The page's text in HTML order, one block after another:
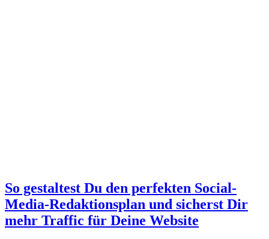
So gestaltest Du den perfekten Social-
Media-Redaktionsplan und sicherst Dir
mehr Traffic für Deine Website